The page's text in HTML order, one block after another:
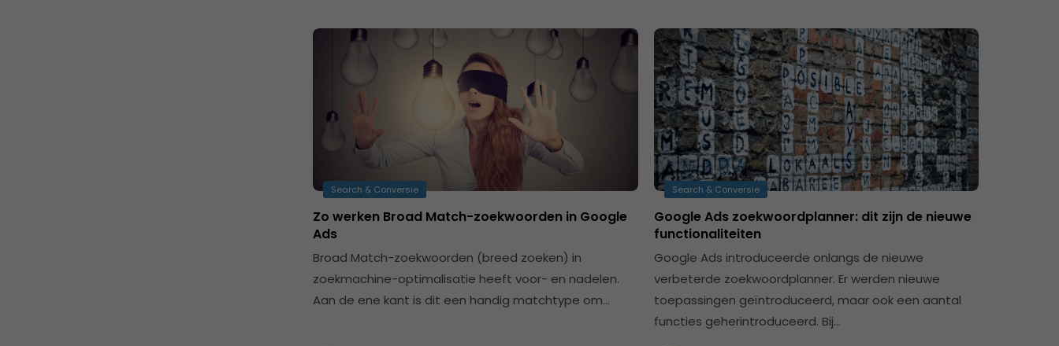
Search & Conversie
Zo werken Broad Match-zoekwoorden in Google
Ads
Broad Match-zoekwoorden (breed zoeken) in
zoekmachine-optimalisatie heeft voor- en nadelen.
Aan de ene kant is dit een handig matchtype om…
Search & Conversie
Google Ads zoekwoordplanner: dit zijn de nieuwe
functionaliteiten
Google Ads introduceerde onlangs de nieuwe
verbeterde zoekwoordplanner. Er werden nieuwe
toepassingen geïntroduceerd, maar ook een aantal
functies geherintroduceerd. Bij…